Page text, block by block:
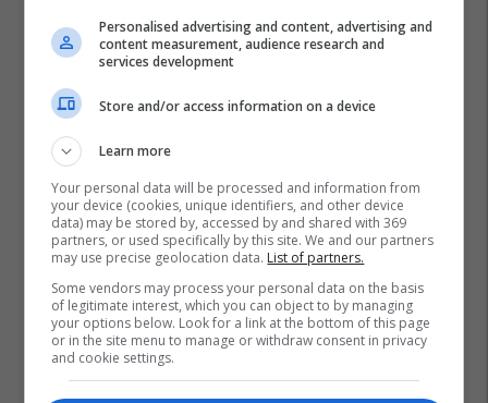
Ukraina Droni
Personalised advertising and content, advertising and
content measurement, audience research and
services development
Store and/or access information on a device
Learn more
Your personal data will be processed and information from
your device (cookies, unique identifiers, and other device
data) may be stored by, accessed by and shared with 369
partners, or used specifically by this site. We and our partners
may use precise geolocation data. List of partners.
Some vendors may process your personal data on the basis
of legitimate interest, which you can object to by managing
your options below. Look for a link at the bottom of this page
or in the site menu to manage or withdraw consent in privacy
and cookie settings.